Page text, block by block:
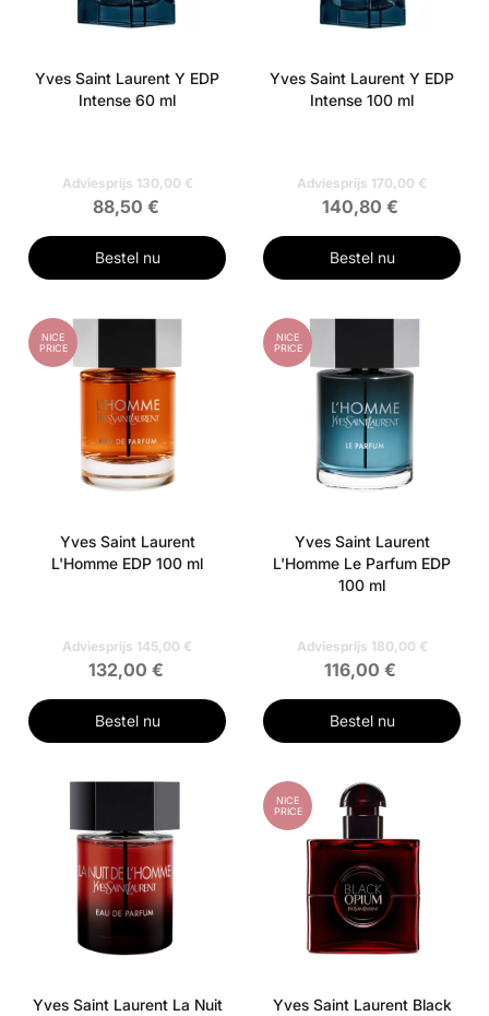
Yves Saint Laurent Y EDP
Intense 60 ml
Adviesprijs 130,00 €
88,50 €
Bestel nu
Yves Saint Laurent Y EDP
Intense 100 ml
Adviesprijs 170,00 €
140,80 €
Bestel nu
NICE
PRICE
Yves Saint Laurent
L'Homme EDP 100 ml
Adviesprijs 145,00 €
132,00 €
Bestel nu
NICE
PRICE
Yves Saint Laurent
L'Homme Le Parfum EDP
100 ml
Adviesprijs 180,00 €
116,00 €
Bestel nu
Yves Saint Laurent La Nuit
NICE
PRICE
Yves Saint Laurent Black